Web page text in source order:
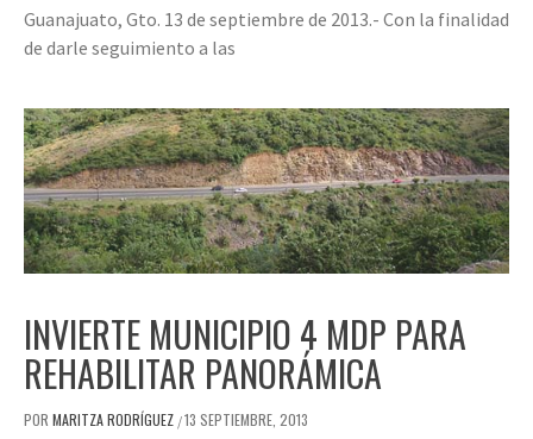
Guanajuato, Gto. 13 de septiembre de 2013.- Con la finalidad
de darle seguimiento a las
INVIERTE MUNICIPIO 4 MDP PARA
REHABILITAR PANORÁMICA
POR MARITZA RODRÍGUEZ /13 SEPTIEMBRE, 2013